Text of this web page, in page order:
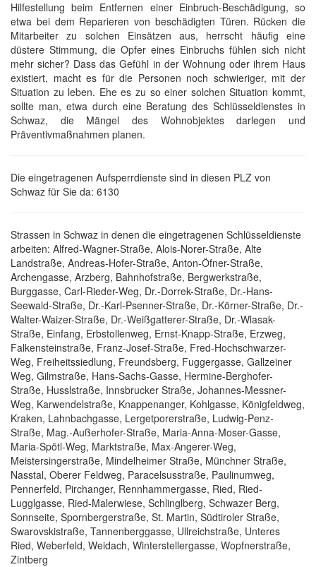
Hilfestellung beim Entfernen einer Einbruch-Beschädigung, so
etwa bei dem Reparieren von beschädigten Türen. Rücken die
Mitarbeiter zu solchen Einsätzen aus, herrscht häufig eine
düstere Stimmung, die Opfer eines Einbruchs fühlen sich nicht
mehr sicher? Dass das Gefühl in der Wohnung oder ihrem Haus
existiert, macht es für die Personen noch schwieriger, mit der
Situation zu leben. Ehe es zu so einer solchen Situation kommt,
sollte man, etwa durch eine Beratung des Schlüsseldienstes in
Schwaz, die Mängel des Wohnobjektes darlegen und
Präventivmaßnahmen planen.
Die eingetragenen Aufsperrdienste sind in diesen PLZ von
Schwaz für Sie da: 6130
Strassen in Schwaz in denen die eingetragenen Schlüsseldienste
arbeiten: Alfred-Wagner-Straße, Alois-Norer-Straße, Alte
Landstraße, Andreas-Hofer-Straße, Anton-Öfner-Straße,
Archengasse, Arzberg, Bahnhofstraße, Bergwerkstraße,
Burggasse, Carl-Rieder-Weg, Dr.-Dorrek-Straße, Dr.-Hans-
Seewald-Straße, Dr.-Karl-Psenner-Straße, Dr.-Körner-Straße, Dr.-
Walter-Waizer-Straße, Dr.-Weißgatterer-Straße, Dr.-Wlasak-
Straße, Einfang, Erbstollenweg, Ernst-Knapp-Straße, Erzweg,
Falkensteinstraße, Franz-Josef-Straße, Fred-Hochschwarzer-
Weg, Freiheitssiedlung, Freundsberg, Fuggergasse, Gallzeiner
Weg, Gilmstraße, Hans-Sachs-Gasse, Hermine-Berghofer-
Straße, Husslstraße, Innsbrucker Straße, Johannes-Messner-
Weg, Karwendelstraße, Knappenanger, Kohlgasse, Königfeldweg,
Kraken, Lahnbachgasse, Lergetporerstraße, Ludwig-Penz-
Straße, Mag.-Außerhofer-Straße, Maria-Anna-Moser-Gasse,
Maria-Spötl-Weg, Marktstraße, Max-Angerer-Weg,
Meistersingerstraße, Mindelheimer Straße, Münchner Straße,
Nasstal, Oberer Feldweg, Paracelsusstraße, Paulinumweg,
Pennerfeld, Pirchanger, Rennhammergasse, Ried, Ried-
Lugglgasse, Ried-Malerwiese, Schlinglberg, Schwazer Berg,
Sonnseite, Spornbergerstraße, St. Martin, Südtiroler Straße,
Swarovskistraße, Tannenberggasse, Ullreichstraße, Unteres
Ried, Weberfeld, Weidach, Winterstellergasse, Wopfnerstraße,
Zintberg